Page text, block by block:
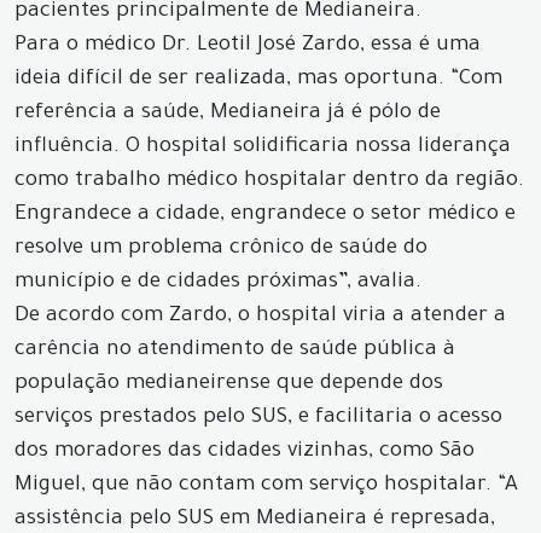
pacientes principalmente de Medianeira.
Para o médico Dr. Leotil José Zardo, essa é uma
ideia difícil de ser realizada, mas oportuna. “Com
referência a saúde, Medianeira já é pólo de
influência. O hospital solidificaria nossa liderança
como trabalho médico hospitalar dentro da região.
Engrandece a cidade, engrandece o setor médico e
resolve um problema crônico de saúde do
município e de cidades próximas”, avalia.
De acordo com Zardo, o hospital viria a atender a
carência no atendimento de saúde pública à
população medianeirense que depende dos
serviços prestados pelo SUS, e facilitaria o acesso
dos moradores das cidades vizinhas, como São
Miguel, que não contam com serviço hospitalar. “A
assistência pelo SUS em Medianeira é represada,